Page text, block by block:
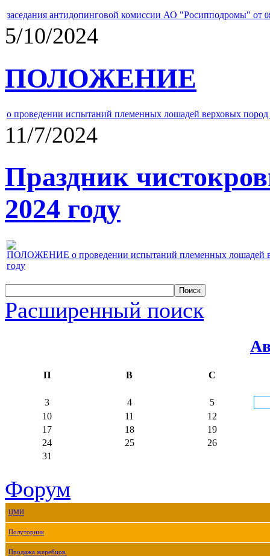
заседания антидопинговой комиссии АО "Росипподромы" от
5/10/2024
ПОЛОЖЕНИЕ
о проведении испытаний племенных лошадей верховых
11/7/2024
Праздник
2024 году
ПОЛОЖЕНИЕ о проведении испытаний племенных лошадей
году
Расширенный поиск
П В С
3 4
5
10
11
12
17
18
19
24
25
26
31
Форум
ЦМИ
Полуторник
Продажа жеребцов.